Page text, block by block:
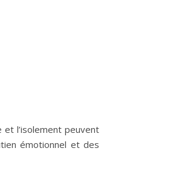
et l’isolement peuvent
émotionnel et des